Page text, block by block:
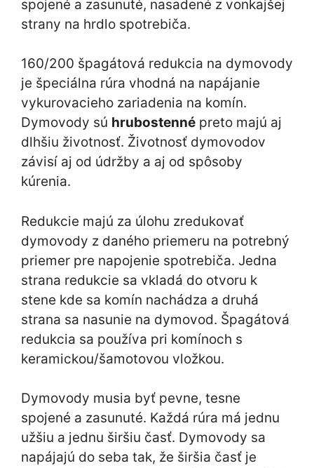
spojené a zasunuté, nasadené z vonkajšej
strany na hrdlo spotrebiča.
160/200 špagátová redukcia na dymovody
je špeciálna rúra vhodná na napájanie
vykurovacieho zariadenia na komín.
Dymovody sú hrubostenné preto majú aj
dlhšiu životnosť. Životnosť dymovodov
závisí aj od údržby a aj od spôsoby
kúrenia.
Redukcie majú za úlohu zredukovať
dymovody z daného priemeru na potrebný
priemer pre napojenie spotrebiča. Jedna
strana redukcie sa vkladá do otvoru k
stene kde sa komín nachádza a druhá
strana sa nasunie na dymovod. Špagátová
redukcia sa používa pri komínoch s
keramickou/šamotovou vložkou.
Dymovody musia byť pevne, tesne
spojené a zasunuté. Každá rúra má jednu
užšiu a jednu širšiu časť. Dymovody sa
napájajú do seba tak, že širšia časť je